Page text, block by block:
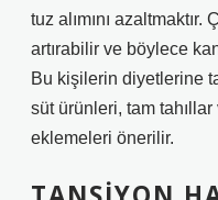
tuz alımını azaltmaktır.
artırabilir ve böylece
Bu kişilerin diyetlerine
süt ürünleri, tam tahıllar
eklemeleri önerilir.